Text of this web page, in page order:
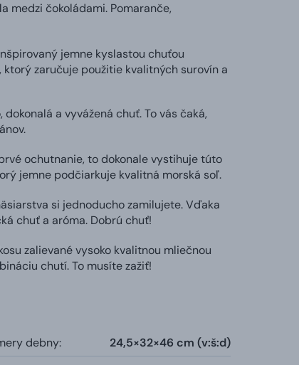
medzi čokoládami. Pomaranče,
jemne kyslastou chuťou
zaručuje použitie kvalitných surovín a
a vyvážená chuť. To vás čaká,
ochutnanie, to dokonale vystihuje túto
jemne podčiarkuje kvalitná morská soľ.
si jednoducho zamilujete. Vďaka
chuť a aróma. Dobrú chuť!
zalievané vysoko kvalitnou mliečnou
chutí. To musíte zažiť!
debny: 24,5×32×46 cm (v:š:d)